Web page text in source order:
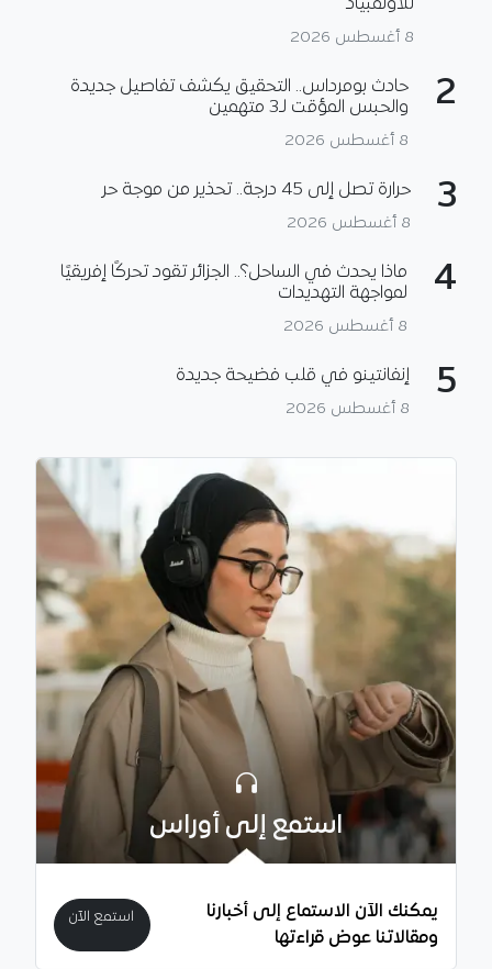
للأولمبياد
8 أغسطس 2026
2
حادث بومرداس.. التحقيق يكشف تفاصيل جديدة
والحبس المؤقت لـ3 متهمين
8 أغسطس 2026
3 حرارة تصل إلى 45 درجة.. تحذير من موجة حر
8 أغسطس 2026
4
ماذا يحدث في الساحل؟.. الجزائر تقود تحركًا إفريقيًا
لمواجهة التهديدات
8 أغسطس 2026
5 إنفانتينو في قلب فضيحة جديدة
8 أغسطس 2026
استمع إلى أوراس
يمكنك الآن الاستماع إلى أخبارنا
ومقالاتنا عوض قراءتها
استمع الآن